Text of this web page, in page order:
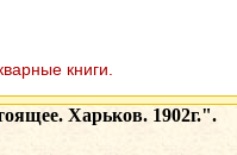
книги.
Харьков. 1902г.".